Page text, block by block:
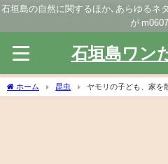
石垣島の自然に関するほか､あらゆるネ
が
石垣島ワン
ホーム 昆虫 ヤモリの子ども、家を